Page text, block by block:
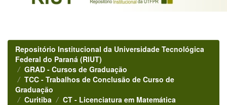
Repositório Institucional da Universidade Tecnológica
Federal do Paraná (RIUT)
GRAD - Cursos de Graduação
TCC - Trabalhos de Conclusão de Curso de
Graduação
Curitiba
CT - Licenciatura em Matemática